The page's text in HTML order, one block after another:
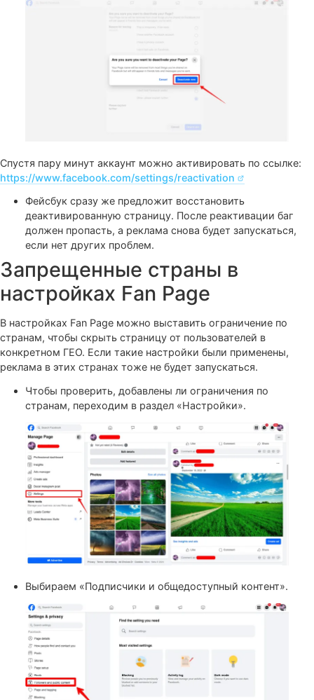
Высвечивается стандартное окно: «А вы точно
уверены?», нажимаем «Деактивировать сейчас».
https://www.facebook.com/settings/reactivation
Фейсбук сразу же предложит восстановить
деактивированную страницу. После реактивации
должен пропасть, а реклама снова будет
если нет других проблем.
Запрещенные страны в
настройках Fan Page
В настройках Fan Page можно выставить ограничение
конкретном ГЕО. Если такие настройки были
реклама в этих странах тоже не будет запускаться.
Чтобы проверить, добавлены ли ограничения по
странам, переходим в раздел «Настройки».